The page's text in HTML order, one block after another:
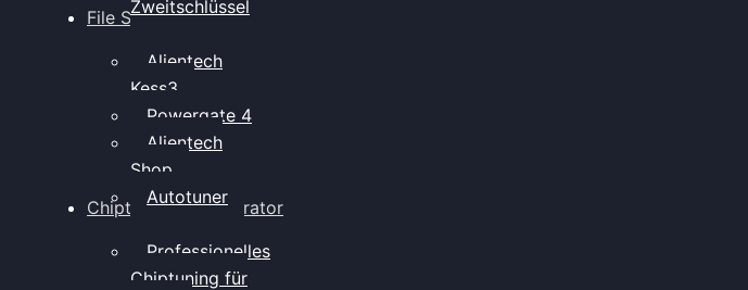
Zweitschlüssel
File Service
Alientech
Kess3
Powergate 4
Alientech
Shop
Autotuner
Chiptuning Konfigurator
Professionelles
Chiptuning für